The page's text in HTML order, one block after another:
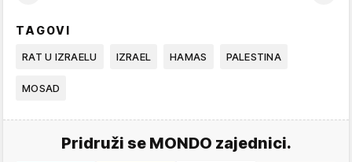
TAGOVI
RAT U IZRAELU IZRAEL HAMAS PALESTINA
MOSAD
Pridruži se MONDO zajednici.